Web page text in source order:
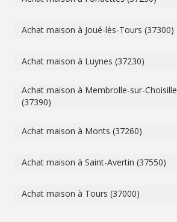
Achat maison à Joué-lès-Tours (37300)
Achat maison à Luynes (37230)
Achat maison à Membrolle-sur-Choisille
(37390)
Achat maison à Monts (37260)
Achat maison à Saint-Avertin (37550)
Achat maison à Tours (37000)